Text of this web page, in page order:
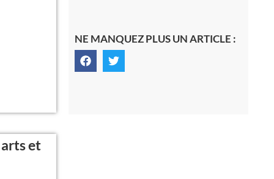
et
NE MANQUEZ PLUS UN ARTICLE :